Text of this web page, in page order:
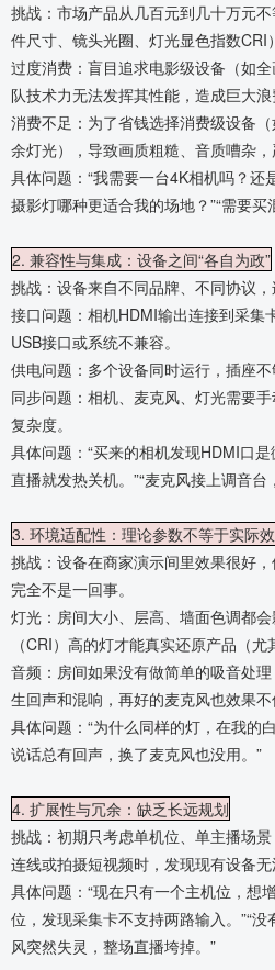
挑战：市场产品从几百元到几十万元
件尺寸、镜头光圈、灯光显色指数CRI
过度消费：盲目追求电影级设备（如
队技术力无法发挥其性能，造成巨大浪
消费不足：为了省钱选择消费级设备
余灯光），导致画质粗糙、音质嘈杂，
具体问题：“我需要一台4K相机吗？还
摄影灯哪种更适合我的场地？”“需要买
2. 兼容性与集成：设备之间“各自为政”
挑战：设备来自不同品牌、不同协议，
接口问题：相机HDMI输出连接到采集
USB接口或系统不兼容。
供电问题：多个设备同时运行，插座不
同步问题：相机、麦克风、灯光需要
复杂度。
具体问题：“买来的相机发现HDMI口
直播就发热关机。”“麦克风接上调音台
3. 环境适配性：理论参数不等于实际
挑战：设备在商家演示间里效果很好
完全不是一回事。
灯光：房间大小、层高、墙面色调都
（CRI）高的灯才能真实还原产品（尤
音频：房间如果没有做简单的吸音处
生回声和混响，再好的麦克风也效果不
具体问题：“为什么同样的灯，在我的
说话总有回声，换了麦克风也没用。”
4. 扩展性与冗余：缺乏长远规划
挑战：初期只考虑单机位、单主播场
连线或拍摄短视频时，发现现有设备无
具体问题：“现在只有一个主机位，想
位，发现采集卡不支持两路输入。”“
风突然失灵，整场直播垮掉。”